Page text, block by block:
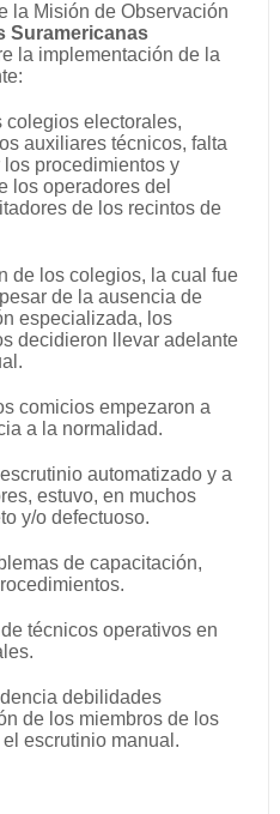
la Misión de Observación
Suramericanas
la implementación de la
colegios electorales,
auxiliares técnicos, falta
procedimientos y
los operadores del
de los recintos de
de los colegios, la cual fue
de la ausencia de
especializada, los
decidieron llevar adelante
comicios empezaron a
a la normalidad.
automatizado y a
estuvo, en muchos
y/o defectuoso.
de capacitación,
técnicos operativos en
debilidades
de los miembros de los
escrutinio manual.